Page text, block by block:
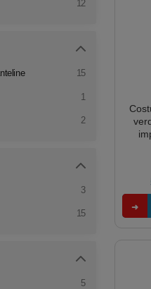
12
15
1
2
3
15
5